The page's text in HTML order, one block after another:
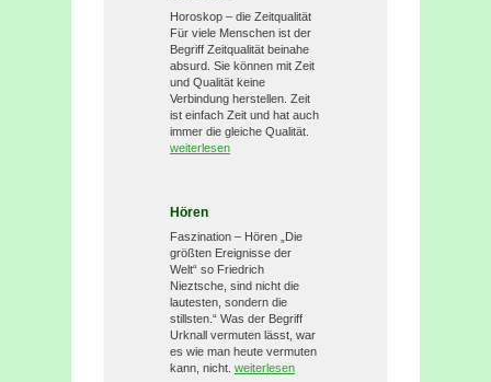
Horoskop – die Zeitqualität
Für viele Menschen ist der
Begriff Zeitqualität beinahe
absurd. Sie können mit Zeit
und Qualität keine
Verbindung herstellen. Zeit
ist einfach Zeit und hat auch
immer die gleiche Qualität.
weiterlesen
Hören
Faszination – Hören „Die
größten Ereignisse der
Welt“ so Friedrich
Nieztsche, sind nicht die
lautesten, sondern die
stillsten.“ Was der Begriff
Urknall vermuten lässt, war
es wie man heute vermuten
kann, nicht. weiterlesen